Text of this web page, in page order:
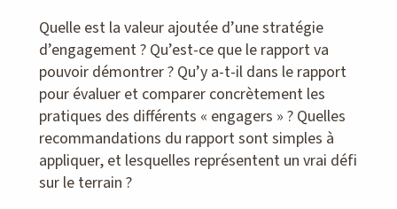
Quelle est la valeur ajoutée d’une stratégie
d’engagement ? Qu’est-ce que le rapport va
pouvoir démontrer ? Qu’y a-t-il dans le rapport
pour évaluer et comparer concrètement les
pratiques des différents « engagers » ? Quelles
recommandations du rapport sont simples à
appliquer, et lesquelles représentent un vrai défi
sur le terrain ?